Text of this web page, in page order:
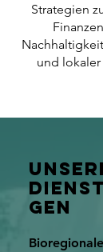
Strategien
und lokaler
gen
Bioregionale